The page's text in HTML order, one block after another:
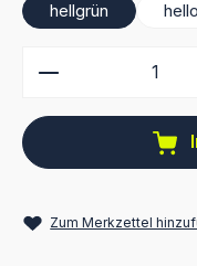
hellgrün
Produkt Anzahl:
Zum Merkzettel